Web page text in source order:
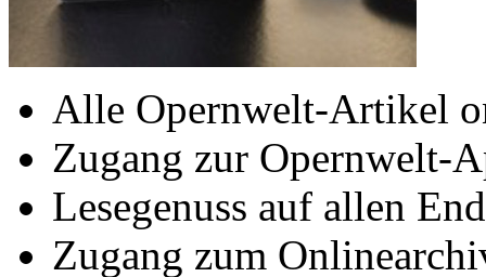
Alle Opernwelt-Artikel
Zugang zur Opernwelt-
Lesegenuss auf allen
Zugang zum